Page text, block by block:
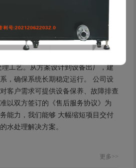
源 四大服务基地，为客户提供快速
深耕电镀、线路板、化工等工业领
测、方案设计、设备制造到安装运维
工艺。从方案设计到设备出厂，建
，确保系统长期稳定运行。 公司设
客户需求可提供设备保养、故障排查
以双方签订的《售后服务协议》为
能力，我们能够 大幅缩短项目交付
水处理解决方案。
更多>>